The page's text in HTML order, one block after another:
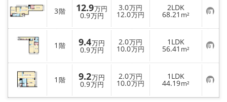
住宅型有料老人 Ｆｌｅｕｒａｇｅ
店舗情報·アクセス
会社概要
メールでお問い合わせ
3階 12.9万円
0.9万円
3.0万円
12.0万円
2LDK
68.21 m² お
気
に
入
り
登
録
1 階 9.4万円
0.9万円
2.0万円
10.0万円
1LDK
56.41 m² お
気
に
入
り
登
録
1 階 9.2万円
0.9万円
2.0万円
10.0万円
1LDK
44.19m² お
気
に